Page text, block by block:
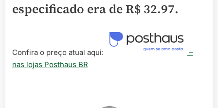
especificado era deR$ 32.97.
Confira o preço atual aqui:
–
nas lojas Posthaus BR